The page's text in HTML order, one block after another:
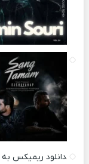
دانلود ریمیکس